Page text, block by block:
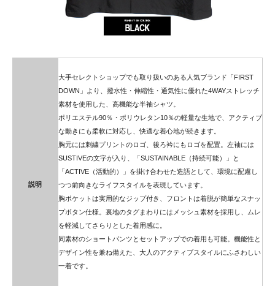
説明
大手セレクトショップでも取り扱いのある人気ブランド「FIRST
DOWN」より、撥水性・伸縮性・通気性に優れた4WAYストレッチ
素材を使用した、高機能な半袖シャツ。
ポリエステル90％・ポリウレタン10％の軽量な生地で、アクティブ
な動きにも柔軟に対応し、快適な着心地が続きます。
胸元には刺繍プリントのロゴ、後ろ衿にもロゴを配置。左袖には
SUSTIVEの文字が入り、「SUSTAINABLE（持続可能）」と
「ACTIVE（活動的）」を掛け合わせた造語として、環境に配慮し
つつ前向きなライフスタイルを表現しています。
胸ポケットは実用的なジップ付き、フロントは着脱が簡単なスナッ
プボタン仕様。裏地のタグまわりにはメッシュ素材を採用し、ムレ
を軽減してさらりとした着用感に。
同素材のショートパンツとセットアップでの着用も可能。機能性と
デザイン性を兼ね備えた、大人のアクティブスタイルにふさわしい
一着です。